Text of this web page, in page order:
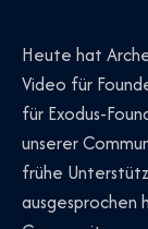
Heute hat
Video für
für Exodus-
unserer
frühe
ausgesprochen